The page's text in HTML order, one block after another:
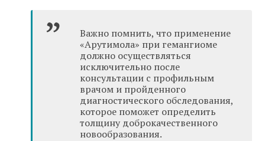
Важно помнить, что применение
«Арутимола» при гемангиоме
должно осуществляться
исключительно после
консультации с профильным
врачом и пройденного
диагностического обследования,
которое поможет определить
толщину доброкачественного
новообразования.